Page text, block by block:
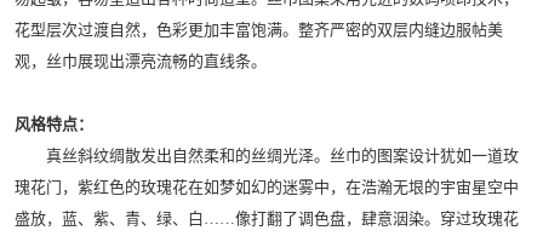
花型层次过渡自然，色彩更加丰富饱满。整齐严密的双层内缝边服帖美
观，丝巾展现出漂亮流畅的直线条。
风格特点：
真丝斜纹绸散发出自然柔和的丝绸光泽。丝巾的图案设计犹如一道玫
瑰花门，紫红色的玫瑰花在如梦如幻的迷雾中，在浩瀚无垠的宇宙星空中
盛放，蓝、紫、青、绿、白……像打翻了调色盘，肆意洇染。穿过玫瑰花